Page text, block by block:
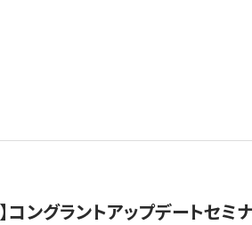
コングラントアップデートセ